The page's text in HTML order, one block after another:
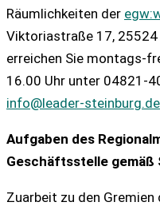
Räumlichkeiten der
Viktoriastraße 17,
erreichen Sie montags-
16.00 Uhr unter 04821-
info@leader-steinburg.de
Aufgaben des
Geschäftsstelle gemäß
Zuarbeit zu den Gremien